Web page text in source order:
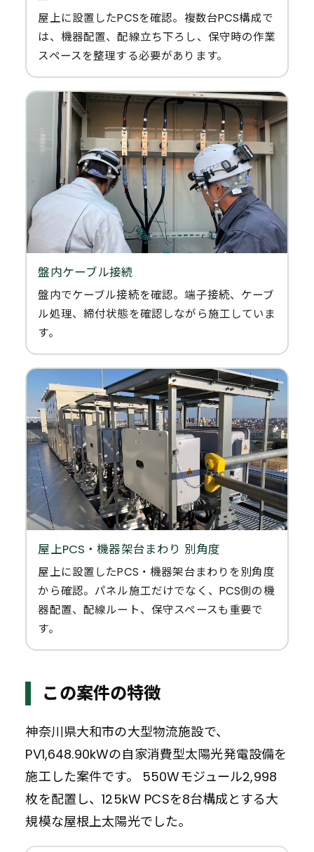
屋上に設置したPCSを確認。複数台PCS構成で
は、機器配置、配線立ち下ろし、保守時の作業
スペースを整理する必要があります。
盤内ケーブル接続
盤内でケーブル接続を確認。端子接続、ケーブ
ル処理、締付状態を確認しながら施工していま
す。
屋上PCS・機器架台まわり 別角度
屋上に設置したPCS・機器架台まわりを別角度
から確認。パネル施工だけでなく、PCS側の機
器配置、配線ルート、保守スペースも重要で
す。
この案件の特徴
神奈川県大和市の大型物流施設で、
PV1,648.90kWの自家消費型太陽光発電設備を
施工した案件です。 550Wモジュール2,998
枚を配置し、125kW PCSを8台構成とする大
規模な屋根上太陽光でした。